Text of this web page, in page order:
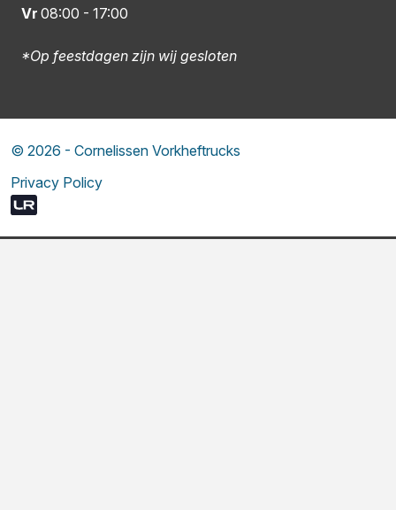
Vr 08:00 - 17:00
*Op feestdagen zijn wij gesloten
© 2026 - Cornelissen Vorkheftrucks
Privacy Policy